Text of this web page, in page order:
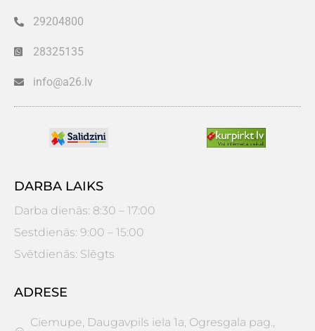
29204800
28325135
info@a26.lv
DARBA LAIKS
Darba dienās: 8:30 – 17:00
Sestdienās: 9:00 – 15:00
Svētdienās: Slēgts
ADRESE
Ciemupe, Daugavpils iela 1a, Ogresgala pag.,